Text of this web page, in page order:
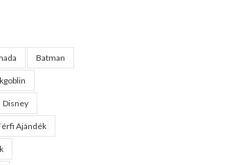
Batman
Disney
Ajándék